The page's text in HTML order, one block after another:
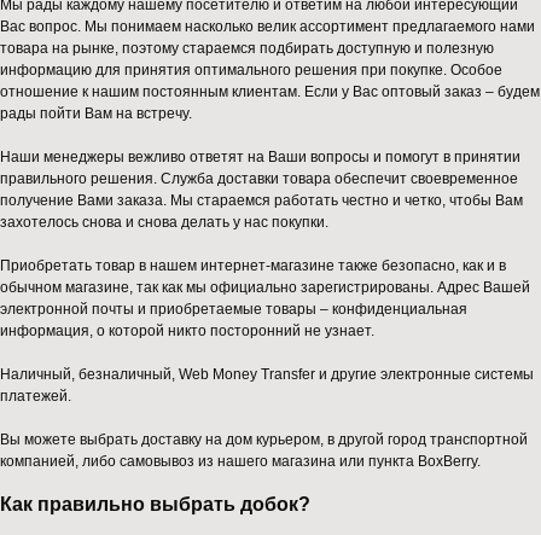
Мы рады каждому нашему посетителю и ответим на любой интересующий
Вас вопрос. Мы понимаем насколько велик ассортимент предлагаемого нами
товара на рынке, поэтому стараемся подбирать доступную и полезную
информацию для принятия оптимального решения при покупке. Особое
отношение к нашим постоянным клиентам. Если у Вас оптовый заказ – будем
рады пойти Вам на встречу.
Наши менеджеры вежливо ответят на Ваши вопросы и помогут в принятии
правильного решения. Служба доставки товара обеспечит своевременное
получение Вами заказа. Мы стараемся работать честно и четко, чтобы Вам
захотелось снова и снова делать у нас покупки.
Приобретать товар в нашем интернет-магазине также безопасно, как и в
обычном магазине, так как мы официально зарегистрированы. Адрес Вашей
электронной почты и приобретаемые товары – конфиденциальная
информация, о которой никто посторонний не узнает.
Наличный, безналичный, Web Money Transfer и другие электронные системы
платежей.
Вы можете выбрать доставку на дом курьером, в другой город транспортной
компанией, либо самовывоз из нашего магазина или пункта BoxBerry.
Как правильно выбрать добок?